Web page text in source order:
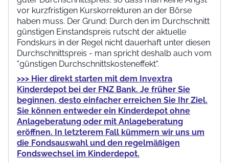
vor kurzfristigen Kurskorrekturen an der Börse
haben muss. Der Grund: Durch den im Durchschnitt
günstigen Einstandspreis rutscht der aktuelle
Fondskurs in der Regel nicht dauerhaft unter diesen
Durchschnittspreis - man spricht deshalb auch vom
"günstigen Durchschnittskosteneffekt".
>>> Hier direkt starten mit dem Invextra
Kinderdepot bei der FNZ Bank. Je früher Sie
beginnen, desto einfacher erreichen Sie Ihr Ziel.
Sie können entweder ein Kinderdepot ohne
Anlageberatung oder mit Anlageberatung
eröffnen. In letzterem Fall kümmern wir uns um
die Fondsauswahl und den regelmäßigen
Fondswechsel im Kinderdepot.